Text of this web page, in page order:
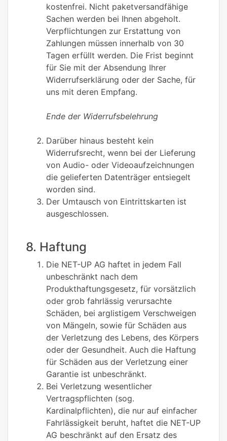
kostenfrei. Nicht paketversandfähige
Sachen werden bei Ihnen abgeholt.
Verpflichtungen zur Erstattung von
Zahlungen müssen innerhalb von 30
Tagen erfüllt werden. Die Frist beginnt
für Sie mit der Absendung Ihrer
Widerrufserklärung oder der Sache, für
uns mit deren Empfang.
Ende der Widerrufsbelehrung
Darüber hinaus besteht kein
Widerrufsrecht, wenn bei der Lieferung
von Audio- oder Videoaufzeichnungen
die gelieferten Datenträger entsiegelt
worden sind.
Der Umtausch von Eintrittskarten ist
ausgeschlossen.
8. Haftung
Die NET-UP AG haftet in jedem Fall
unbeschränkt nach dem
Produkthaftungsgesetz, für vorsätzlich
oder grob fahrlässig verursachte
Schäden, bei arglistigem Verschweigen
von Mängeln, sowie für Schäden aus
der Verletzung des Lebens, des Körpers
oder der Gesundheit. Auch die Haftung
für Schäden aus der Verletzung einer
Garantie ist unbeschränkt.
Bei Verletzung wesentlicher
Vertragspflichten (sog.
Kardinalpflichten), die nur auf einfacher
Fahrlässigkeit beruht, haftet die NET-UP
AG beschränkt auf den Ersatz des